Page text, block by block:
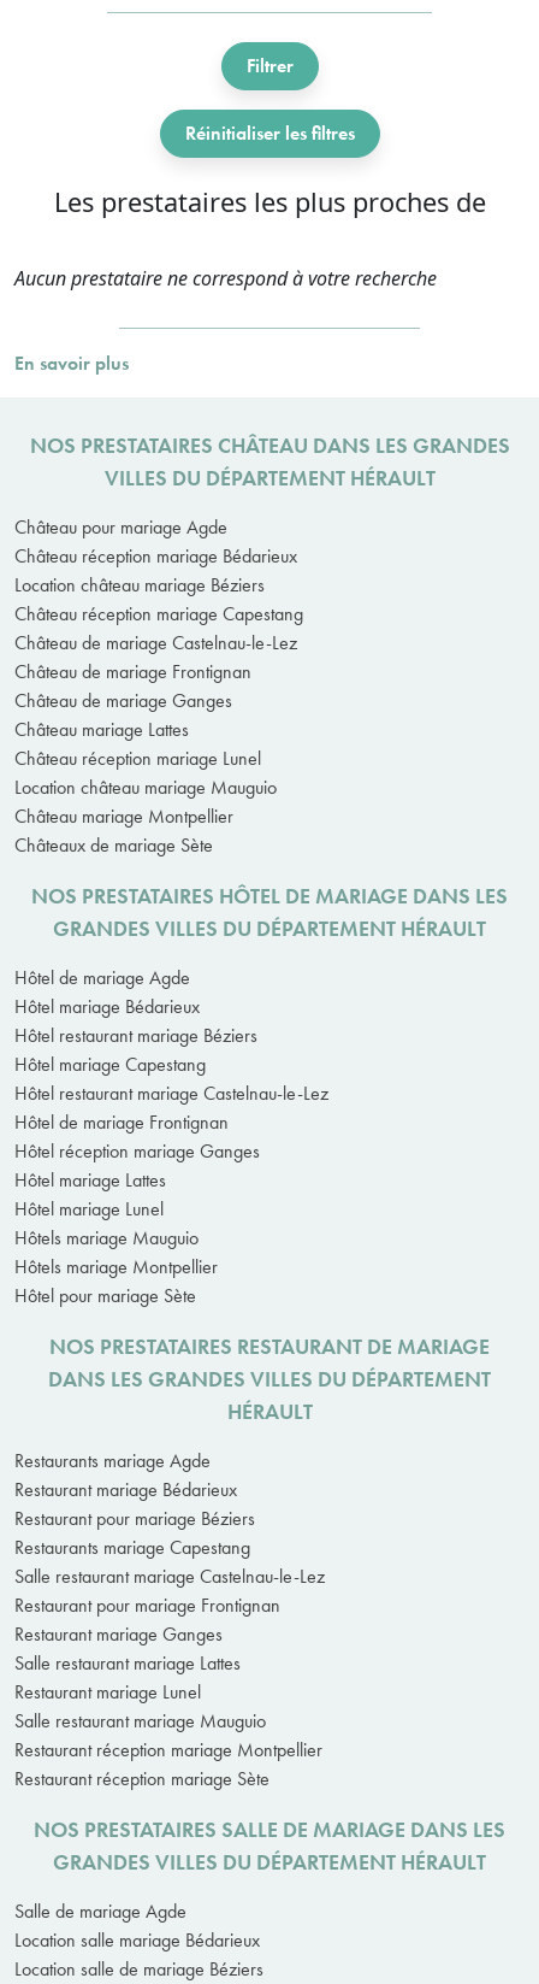
Filtrer
Réinitialiser les filtres
Les prestataires les plus proches de
Aucun prestataire ne correspond à votre recherche
En savoir plus
NOS PRESTATAIRES CHÂTEAU DANS LES GRANDES
VILLES DU DÉPARTEMENT HÉRAULT
Château pour mariage Agde
Château réception mariage Bédarieux
Location château mariage Béziers
Château réception mariage Capestang
Château de mariage Castelnau-le-Lez
Château de mariage Frontignan
Château de mariage Ganges
Château mariage Lattes
Château réception mariage Lunel
Location château mariage Mauguio
Château mariage Montpellier
Châteaux de mariage Sète
NOS PRESTATAIRES HÔTEL DE MARIAGE DANS LES
GRANDES VILLES DU DÉPARTEMENT HÉRAULT
Hôtel de mariage Agde
Hôtel mariage Bédarieux
Hôtel restaurant mariage Béziers
Hôtel mariage Capestang
Hôtel restaurant mariage Castelnau-le-Lez
Hôtel de mariage Frontignan
Hôtel réception mariage Ganges
Hôtel mariage Lattes
Hôtel mariage Lunel
Hôtels mariage Mauguio
Hôtels mariage Montpellier
Hôtel pour mariage Sète
NOS PRESTATAIRES RESTAURANT DE MARIAGE
DANS LES GRANDES VILLES DU DÉPARTEMENT
HÉRAULT
Restaurants mariage Agde
Restaurant mariage Bédarieux
Restaurant pour mariage Béziers
Restaurants mariage Capestang
Salle restaurant mariage Castelnau-le-Lez
Restaurant pour mariage Frontignan
Restaurant mariage Ganges
Salle restaurant mariage Lattes
Restaurant mariage Lunel
Salle restaurant mariage Mauguio
Restaurant réception mariage Montpellier
Restaurant réception mariage Sète
NOS PRESTATAIRES SALLE DE MARIAGE DANS LES
GRANDES VILLES DU DÉPARTEMENT HÉRAULT
Salle de mariage Agde
Location salle mariage Bédarieux
Location salle de mariage Béziers